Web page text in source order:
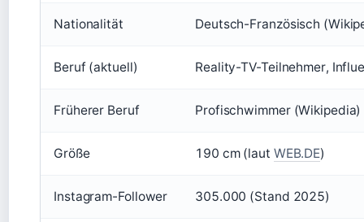
Nationalität Deutsch-Französisch
Beruf (aktuell) Reality-TV-Teilnehmer,
Früherer Beruf Profischwimmer (Wikipedia)
Größe 190 cm (laut WEB.DE)
Instagram-Follower 305.000 (Stand 2025)